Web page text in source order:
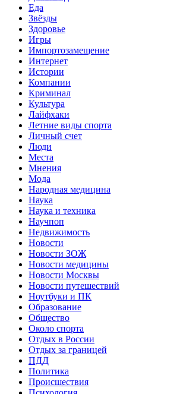
Еда
Звёзды
Здоровье
Игры
Импортозамещение
Интернет
Истории
Компании
Криминал
Культура
Лайфхаки
Летние виды спорта
Личный счет
Люди
Места
Мнения
Мода
Народная медицина
Наука
Наука и техника
Научпоп
Недвижимость
Новости
Новости ЗОЖ
Новости медицины
Новости Москвы
Новости путешествий
Ноутбуки и ПК
Образование
Общество
Около спорта
Отдых в России
Отдых за границей
ПДД
Политика
Происшествия